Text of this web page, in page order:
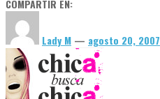
COMPARTIR EN:
Lady M — agosto 20, 2007